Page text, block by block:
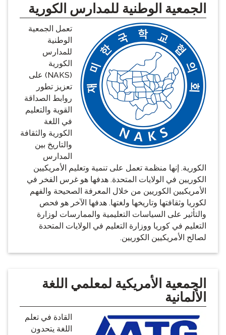
الجمعية الوطنية للمدارس الكورية
تعمل الجمعية
الوطنية
للمدارس
الكورية
(NAKS) على
تعزيز تطور
روابط الصداقة
القوية والتعليم
في اللغة
الكورية والثقافة
والتاريخ بين
المدارس
الكورية. إنها منظمة تعمل على تنمية وتعليم الأمريكيين
الكوريين في الولايات المتحدة. هدفها هو غرس الفخر في
الأمريكيين الكوريين من خلال المعرفة الصحيحة والفهم
لكوريا وثقافتها وتاريخها ولغتها. هدفها الآخر هو فحص
والتأثير على السياسات التعليمية والممارسات لوزارة
التعليم في كوريا ووزارة التعليم في الولايات المتحدة
لصالح الأمريكيين الكوريين.
الجمعية الأمريكية لمعلمي اللغة
الألمانية
القادة في تعلم
اللغة يتحدون